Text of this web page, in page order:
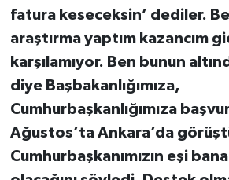
fatura keseceksin’ dediler.
araştırma yaptım kazancım
karşılamıyor. Ben bunun
diye Başbakanlığımıza,
Cumhurbaşkanlığımıza
Ağustos’ta Ankara’da
Cumhurbaşkanımızın eşi